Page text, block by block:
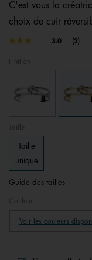
C'est vous la
choix de cuir
5 out of 5 Customer
3.0
Lire
Lien
la
(2)
Finition
Taille
Taille
unique
Guide des tailles
Voir les couleurs